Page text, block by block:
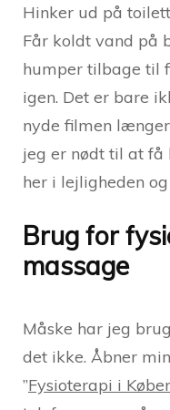
Hinker ud på
Får koldt vand på
humper tilbage til
igen. Det er bare
nyde filmen
jeg er nødt til at få
her i lejligheden
Brug for
massage
Måske har jeg
det ikke. Åbner
”Fysioterapi i